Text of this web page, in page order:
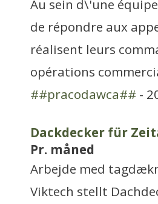
Au sein d\'une
de répondre aux
réalisent leurs
opérations
##pracodawca## -
Dackdecker für
Pr. måned
Arbejde med
Viktech stellt